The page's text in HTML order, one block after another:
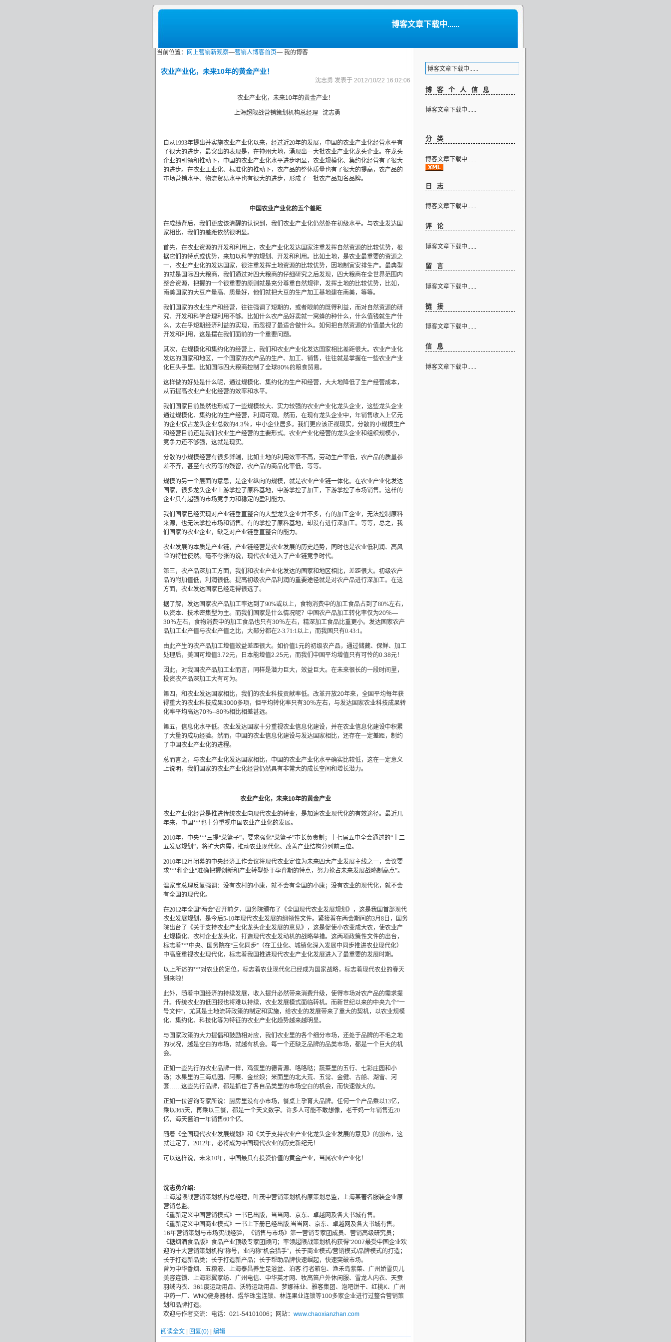
博客文章下载中......
当前位置： 网上营销新观察—营销人博客首页— 我的博客
农业产业化，未来10年的黄金产业！
沈志勇 发表于 2012/10/22 16:02:06
农业产业化，未来10年的黄金产业！
上海超限战营销策划机构总经理 沈志勇
自从1993年提出并实施农业产业化以来，经过近20年的发展，中国的农业产业化经营水平有
了很大的进步，最突出的表现是，在神州大地，涌现出一大批农业产业化龙头企业。在龙头
企业的引领和推动下，中国的农业产业化水平进步明显，农业规模化、集约化经营有了很大
的进步。在农业工业化、标准化的推动下，农产品的整体质量也有了很大的提高，农产品的
市场营销水平、物流贸易水平也有很大的进步，形成了一批农产品知名品牌。
中国农业产业化的五个差距
在成绩背后，我们更应该清醒的认识到，我们农业产业化仍然处在初级水平。与农业发达国
家相比，我们的差距依然很明显。
首先，在农业资源的开发和利用上，农业产业化发达国家注重发挥自然资源的比较优势，根
据它们的特点或优势，来加以科学的规划、开发和利用。比如土地，是农业最重要的资源之
一，农业产业化的发达国家，很注重发挥土地资源的比较优势，因地制宜安排生产。最典型
的就是国际四大粮商，我们通过对四大粮商的仔细研究之后发现，四大粮商在全世界范围内
整合资源，把握的一个很重要的原则就是充分尊重自然规律，发挥土地的比较优势，比如，
南美国家的大豆产量高、质量好，他们就把大豆的生产加工基地建在南美，等等。
我们国家的农业生产和经营，往往强调了短期的，或者眼前的既得利益，而对自然资源的研
究、开发和科学合理利用不够。比如什么农产品好卖就一窝蜂的种什么，什么值钱就生产什
么，太在乎短期经济利益的实现，而忽视了最适合做什么。如何把自然资源的价值最大化的
开发和利用，这是摆在我们面前的一个重要问题。
其次，在规模化和集约化的经营上，我们和农业产业化发达国家相比差距很大。农业产业化
发达的国家和地区，一个国家的农产品的生产、加工、销售，往往就是掌握在一些农业产业
化巨头手里。比如国际四大粮商控制了全球80%的粮食贸易。
这样做的好处是什么呢，通过规模化、集约化的生产和经营，大大地降低了生产经营成本，
从而提高农业产业化经营的效率和水平。
我们国家目前虽然也形成了一些规模较大、实力较强的农业产业化龙头企业，这些龙头企业
通过规模化、集约化的生产经营，利润可观。然而， 在现有龙头企业中，年销售收入上亿元
的企业仅占龙头企业总数的4.3％，中小企业居多。 我们更应该正视现实，分散的小规模生产
和经营目前还是我们农业生产经营的主要形式。 农业产业化经营的龙头企业和组织规模小，
竞争力还不够强，这就是现实。
分散的小规模经营有很多弊端，比如土地的利用效率不高，劳动生产率低，农产品的质量参
差不齐，甚至有农药等的残留，农产品的商品化率低，等等。
规模的另一个层面的意思，是企业纵向的规模，就是农业产业链一体化。在农业产业化发达
国家，很多龙头企业上游掌控了原料基地，中游掌控了加工，下游掌控了市场销售。这样的
企业具有超强的市场竞争力和稳定的盈利能力。
我们国家已经实现对产业链垂直整合的大型龙头企业并不多，有的加工企业，无法控制原料
来源，也无法掌控市场和销售。有的掌控了原料基地，却没有进行深加工。等等，总之，我
们国家的农业企业，缺乏对产业链垂直整合的能力。
农业发展的本质是产业链，产业链经营是农业发展的历史趋势，同时也是农业低利润、高风
险的特性使然。毫不夸张的说，现代农业进入了产业链竞争时代。
第三，农产品深加工方面，我们和农业产业化发达的国家和地区相比，差距很大。初级农产
品的附加值低，利润很低。提高初级农产品利润的重要途径就是对农产品进行深加工。在这
方面，农业发达国家已经走得很远了。
据了解，发达国家农产品加工率达到了90%或以上，食物消费中的加工食品占到了80%左右，
以资本、技术密集型为主。而我们国家是什么情况呢？ 中国农产品加工转化率仅为20％—
30％左右，食物消费中的加工食品也只有30％左右，精深加工食品比重更小。 发达国家农产
品加工业产值与农业产值之比，大部分都在2-3.71:1以上，而我国只有0.43:1。
由此产生的农产品加工增值效益差距很大。如价值1元的初级农产品，通过储藏、保鲜、加工
处理后，美国可增值3.72元，日本能增值2.25元，而我们中国平均增值只有可怜的0.38元！
因此， 对我国农产品加工业而言，同样是潜力巨大，效益巨大。 在未来很长的一段时间里，
投资农产品深加工大有可为。
第四，和农业发达国家相比，我们的农业科技贡献率低。改革开放20年来，全国平均每年获
得重大的农业科技成果3000多项，但平均转化率只有30％左右，与发达国家农业科技成果转
化率平均高达70％--80％相比相差甚远。
第五，信息化水平低。 农业发达国家十分重视农业信息化建设，并在农业信息化建设中积累
了大量的成功经验。然而，中国的农业信息化建设与发达国家相比，还存在一定差距，制约
了中国农业产业化的进程。
总而言之，与农业产业化发达国家相比，中国的农业产业化水平确实比较低，这在一定意义
上说明，我们国家的农业产业化经营仍然具有非常大的成长空间和增长潜力。
农业产业化，未来10年的黄金产业
农业产业化经营是推进传统农业向现代农业的转变，是加速农业现代化的有效途径。最近几
年来，中国***也十分重视中国农业产业化的发展。
2010年，中央***三提“菜篮子”，要求强化“菜篮子”市长负责制；十七届五中全会通过的“十二
五发展规划 ”，将扩大内需，推动农业现代化、改善产业结构分列前三位。
2010年12月闭幕的中央经济工作会议将现代农业定位为未来四大产业发展主线之一，会议要
求***和企业“准确把握创新和产业转型处于孕育期的特点，努力抢占未来发展战略制高点”。
温家宝总理反复强调：没有农村的小康，就不会有全国的小康；没有农业的现代化，就不会
有全国的现代化。
在2012年全国“两会”召开前夕，国务院颁布了《全国现代农业发展规划》， 这是我国首部现代
农业发展规划，是今后5-10年现代农业发展的纲领性文件。 紧接着在两会期间的3月 8 日，国务
院出台了《关于支持农业产业化龙头企业发展的意见》， 这是促使小农变成大农，使农业产
业规模化、农村企业龙头化，打造现代农业发动机的战略举措。 这两项政策性文件的出台，
标志着***中央、国务院在“三化同步”（在工业化、城镇化深入发展中同步推进农业现代化）
中高度重视农业现代化，标志着我国推进现代农业产业化发展进入了最重要的发展时期。
以上所述的***对农业的定位，标志着农业现代化已经成为国家战略，标志着现代农业的春天
到来啦！
此外，随着中国经济的持续发展，收入提升必然带来消费升级，使得市场对农产品的需求提
升。传统农业的低回报也将难以持续，农业发展模式面临转机。而新世纪以来的中央九个“一
号文件”，尤其是土地流转政策的制定和实施，给农业的发展带来了重大的契机，以农业规模
化、集约化、科技化等为特征的农业产业化趋势越来越明显。
与国家政策的大力提倡和鼓励相对应，我们农业里的各个细分市场，还处于品牌的不毛之地
的状况，越是空白的市场，就越有机会。每一个还缺乏品牌的品类市场，都是一个巨大的机
会。
正如一些先行的农业品牌一样，鸡蛋里的德青源、咯咯哒；蔬菜里的五行、七彩庄园和小
汤；水果里的三海瓜园、阿栗、金丝娘；米面里的北大荒、五常、金健、古船、湖雪、河
套……这些先行品牌，都是抓住了各自品类里的市场空白的机会，而快速做大的。
正如一位咨询专家所说：厨房里没有小市场，餐桌上孕育大品牌。任何一个产品乘以13亿，
乘以365天，再乘以三餐，都是一个天文数字。许多人可能不敢想像，老干妈一年销售近20
亿，海天酱油一年销售60个亿。
随着 《全国现代农业发展规划》和《关于支持农业产业化龙头企业发展的意见》的颁布，这
就注定了， 2012年，必将成为中国现代农业的历史新纪元！
可以这样说，未来10年，中国最具有投资价值的黄金产业，当属农业产业化！
沈志勇介绍:
上海超限战营销策划机构总经理，叶茂中营销策划机构原策划总监，上海某著名服装企业原
营销总监。
《重新定义中国营销模式》一书已出版，当当网、京东、卓越网及各大书城有售。
《重新定义中国商业模式》一书上下册已经出版,当当网、京东、卓越网及各大书城有售。
16年营销策划与市场实战经验，《销售与市场》第一营销专家团成员、营销高级研究员；
《糖烟酒食品版》食品产业顶级专家团顾问；率领超限战策划机构获得“2007最受中国企业欢
迎的十大营销策划机构”称号，业内称“机会猎手”，长于商业模式/营销模式/品牌模式的打造；
长于打造新品类；长于打造新产品；长于帮助品牌快速崛起，快速突破市场。
曾为中华香烟、五粮液、上海泰昌养生足浴盆、泊客.行者箱包、渔禾岛紫菜、广州娇雪贝儿
美容连锁、上海彩翼家纺、广州电信、中华英才网、牧高笛户外休闲服、雪龙人内衣、天蚕
羽绒内衣、 361度运动用品、沃特运动用品、梦娜袜业、雅客集团、泡吧饼干、红桃K、广州
中药一厂、 WNQ健身器材、煜华珠宝连锁、林连果业连锁等100多家企业进行过整合营销策
划和品牌打造。
欢迎与作者交流：电话： 021-54101006 ；网站： www.chaoxianzhan.com
阅读全文 回复(0) 编辑
博客文章下载中......
博客个人信息
博客文章下载中......
分类
博客文章下载中......
日志
博客文章下载中......
评论
博客文章下载中......
留言
博客文章下载中......
链接
博客文章下载中......
信息
博客文章下载中......